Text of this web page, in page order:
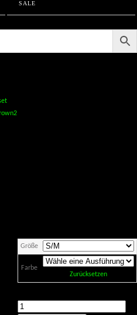
SALE
Größe
Farbe
Zurücksetzen